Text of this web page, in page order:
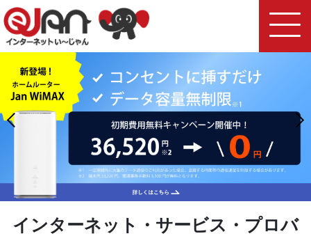
インターネット・サービス・プロバ